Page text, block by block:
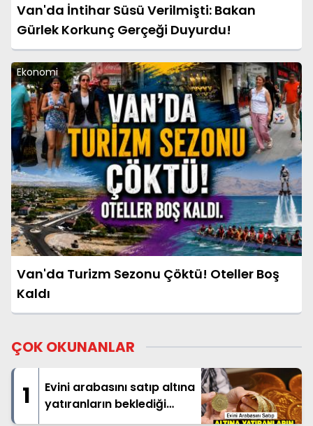
Van'da İntihar Süsü Verilmişti: Bakan
Gürlek Korkunç Gerçeği Duyurdu!
Ekonomi
Van'da Turizm Sezonu Çöktü! Oteller Boş
Kaldı
ÇOK OKUNANLAR
1
Evini arabasını satıp altına
yatıranların beklediği
haber geldi